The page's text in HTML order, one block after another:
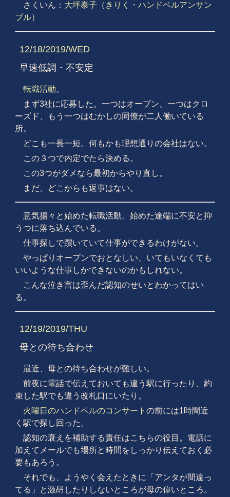
さくいん： 大坪泰子（きりく・ハンドベルアンサン
ブル）
12/18/2019/WED
早速低調・不安定
転職活動。
まず3社に応募した。一つはオープン、一つはクロ
ーズド、もう一つはむかしの同僚が二人働いている
所。
どこも一長一短。何もかも理想通りの会社はない。
この３つで内定でたら決める。
この3つがダメなら最初からやり直し。
まだ、どこからも返事はない。
意気揚々と始めた転職活動。始めた途端に不安と抑
うつに落ち込んでいる。
仕事探しで躓いていて仕事ができるわけがない。
やっぱりオープンでおとなしい、いてもいなくても
いいような仕事しかできないのかもしれない。
こんな泣き言は歪んだ認知のせいとわかってはい
る。
12/19/2019/THU
母との待ち合わせ
最近、母との待ち合わせが難しい。
前夜に電話で伝えておいても違う駅に行ったり、約
束した駅でも違う改札口にいたり。
火曜日のハンドベルのコンサート の前には1時間近
く駅で探し回った。
認知の衰えを補助する責任はこちらの役目。電話に
加えてメールでも場所と時間をしっかり伝えておく必
要もあろう。
それでも、ようやく会えたときに「アンタが間違っ
てる」と激昂したりしないところが母の偉いところ。